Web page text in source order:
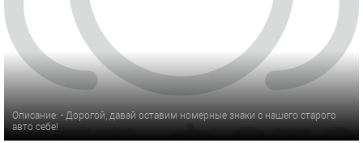
Описание: - Дорогой, давай оставим номерные знаки с нашего старого
авто себе!